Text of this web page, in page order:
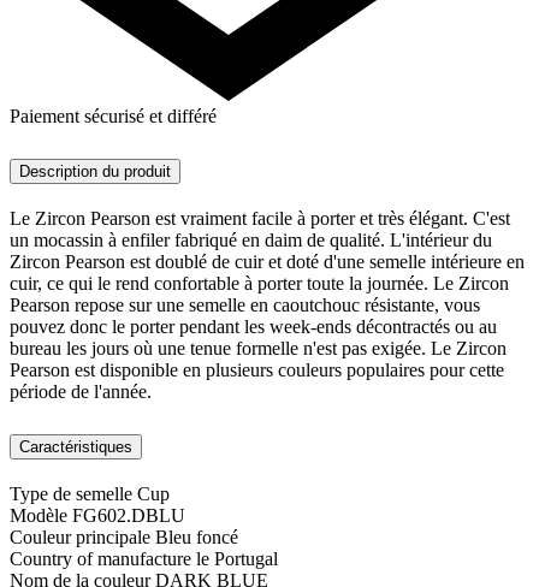
Paiement sécurisé et différé
Description du produit
Le Zircon Pearson est vraiment facile à porter et très élégant. C'est
un mocassin à enfiler fabriqué en daim de qualité. L'intérieur du
Zircon Pearson est doublé de cuir et doté d'une semelle intérieure en
cuir, ce qui le rend confortable à porter toute la journée. Le Zircon
Pearson repose sur une semelle en caoutchouc résistante, vous
pouvez donc le porter pendant les week-ends décontractés ou au
bureau les jours où une tenue formelle n'est pas exigée. Le Zircon
Pearson est disponible en plusieurs couleurs populaires pour cette
période de l'année.
Caractéristiques
Type de semelle Cup
Modèle FG602.DBLU
Couleur principale Bleu foncé
Country of manufacture le Portugal
Nom de la couleurDARK BLUE